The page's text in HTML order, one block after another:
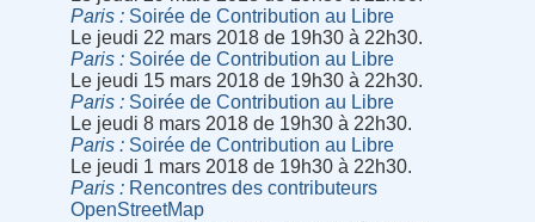
Paris
Soirée de Contribution au Libre
Le jeudi 22 mars 2018 de 19h30 à 22h30.
Paris
Soirée de Contribution au Libre
Le jeudi 15 mars 2018 de 19h30 à 22h30.
Paris
Soirée de Contribution au Libre
Le jeudi 8 mars 2018 de 19h30 à 22h30.
Paris
Soirée de Contribution au Libre
Le jeudi 1 mars 2018 de 19h30 à 22h30.
Paris
Rencontres des contributeurs
OpenStreetMap